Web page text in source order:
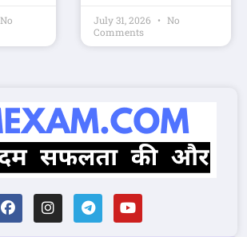
No
July 31, 2026
No
Comments